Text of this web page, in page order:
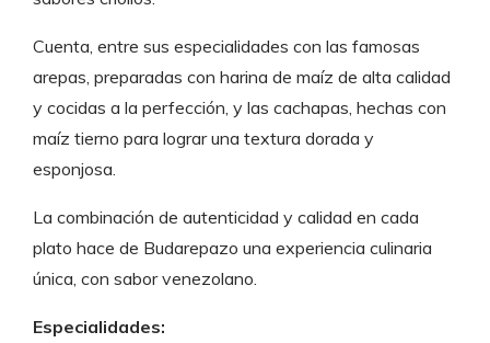
Cuenta, entre sus especialidades con las famosas
arepas, preparadas con harina de maíz de alta calidad
y cocidas a la perfección, y las cachapas, hechas con
maíz tierno para lograr una textura dorada y
esponjosa.
La combinación de autenticidad y calidad en cada
plato hace de Budarepazo una experiencia culinaria
única, con sabor venezolano.
Especialidades: